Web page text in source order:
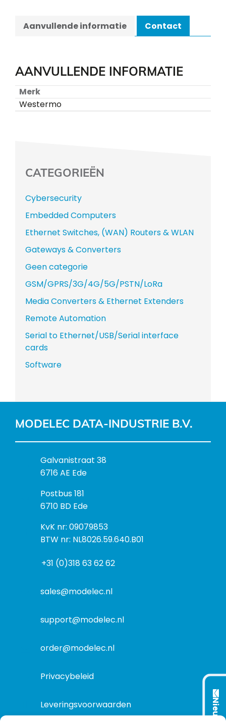
Aanvullende informatie Contact
AANVULLENDE INFORMATIE
Merk
Westermo
CATEGORIEËN
Cybersecurity
Embedded Computers
Ethernet Switches, (WAN) Routers & WLAN
Gateways & Converters
Geen categorie
GSM/GPRS/3G/4G/5G/PSTN/LoRa
Media Converters & Ethernet Extenders
Remote Automation
Serial to Ethernet/USB/Serial interface
cards
Software
MODELEC DATA-INDUSTRIE B.V.
B
e
o
e
k
a
r
Galvanistraat 38
6716 AE Ede
P
o
t
a
s
Postbus 181
6710 BD Ede
I
n
o
m
KvK nr: 09079853
BTW nr: NL8026.59.640.B01
+31 (0)318 63 62 62
sales@modelec.nl
support@modelec.nl
order@modelec.nl
Privacybeleid
Leveringsvoorwaarden